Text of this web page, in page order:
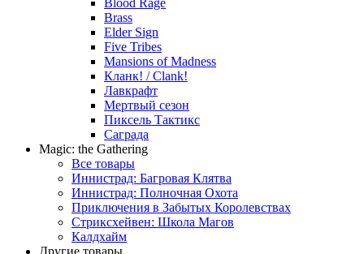
Blood Rage
Brass
Elder Sign
Five Tribes
Mansions of Madness
Кланк! / Clank!
Лавкрафт
Мертвый сезон
Пиксель Тактикс
Саграда
Magic: the Gathering
Все товары
Иннистрад: Багровая Клятва
Иннистрад: Полночная Охота
Приключения в Забытых Королевствах
Стриксхейвен: Школа Магов
Калдхайм
Другие товары